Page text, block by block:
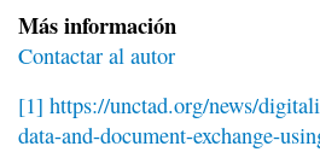
Más información
Contactar al autor
[1] https://unctad.org/news/
data-and-document-exchange-